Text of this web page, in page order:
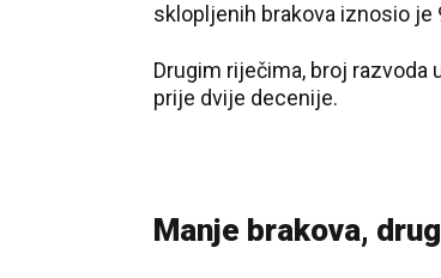
sklopljenih brakova iznosio je
Drugim riječima, broj razvoda
prije dvije decenije.
Manje brakova,